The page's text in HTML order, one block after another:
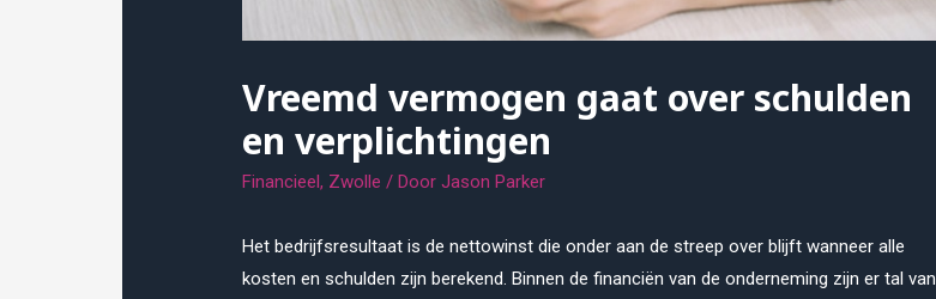
Vreemd vermogen gaat over schulden
en verplichtingen
Financieel, Zwolle / DoorJason Parker
Het bedrijfsresultaat is de nettowinst die onder aan de streep over blijft wanneer alle
kosten en schulden zijn berekend. Binnen de financiën van de onderneming zijn er tal van